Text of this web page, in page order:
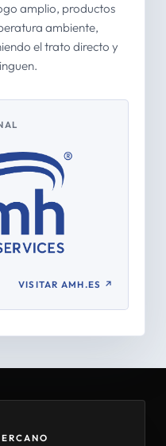
amplio, productos
ambiente,
el trato directo y
VISITAR AMH.ES ↗